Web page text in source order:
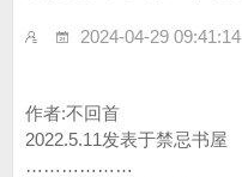
2024-04-29 09:41:14
作者:不回首
2022.5.11发表于禁忌书屋
………………